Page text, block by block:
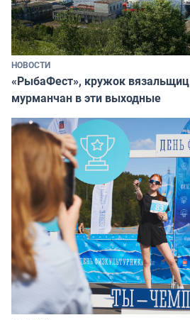
НОВОСТИ
«РыбаФест», кружок
мурманчан в эти выходные